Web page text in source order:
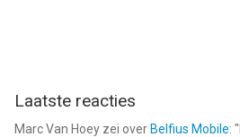
Laatste reacties
Marc Van Hoey zei over Belfius Mobile: "